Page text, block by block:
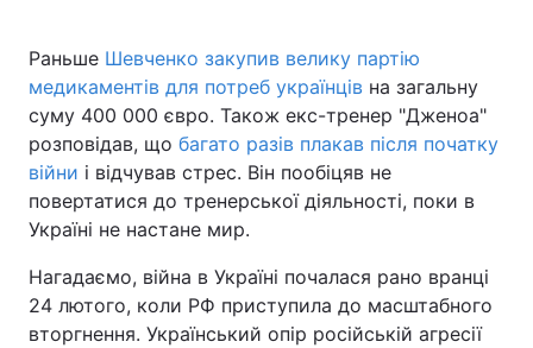
Раньше Шевченко закупив велику партію
медикаментів для потреб українців на загальну
суму 400 000 євро. Також екс-тренер "Дженоа"
розповідав, що багато разів плакав після початку
війни і відчував стрес. Він пообіцяв не
повертатися до тренерської діяльності, поки в
Україні не настане мир.
Нагадаємо, війна в Україні почалася рано вранці
24 лютого, коли РФ приступила до масштабного
вторгнення. Український опір російській агресії